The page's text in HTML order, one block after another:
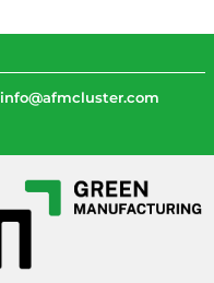
info@afmcluster.com